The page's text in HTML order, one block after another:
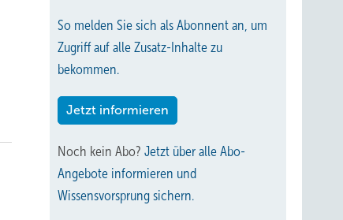
So melden Sie sich als Abonnent an, um
Zugriff auf alle Zusatz-Inhalte zu
bekommen.
Jetzt informieren
Noch kein Abo? Jetzt über alle Abo-
Angebote informieren und
Wissensvorsprung sichern.